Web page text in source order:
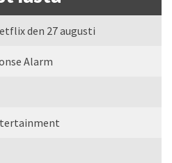
den 27 augusti
Alarm